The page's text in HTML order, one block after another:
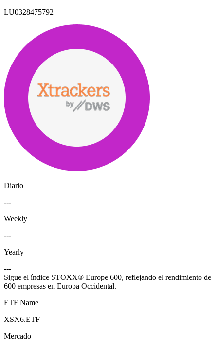
LU0328475792
Diario
---
Weekly
---
Yearly
---
Sigue el índice STOXX® Europe 600, reflejando el rendimiento de
600 empresas en Europa Occidental.
ETF Name
XSX6.ETF
Mercado